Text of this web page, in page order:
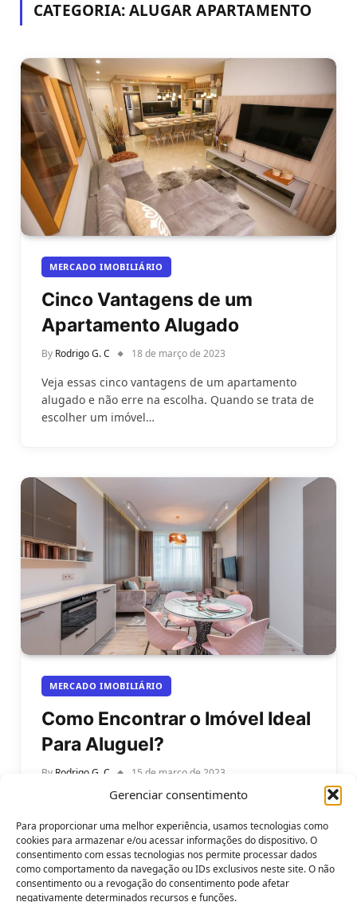
Gerenciar consentimento
Para proporcionar uma melhor experiência, usamos tecnologias como
cookies para armazenar e/ou acessar informações do dispositivo. O
consentimento com essas tecnologias nos permite processar dados
como comportamento da navegação ou IDs exclusivos neste site. O não
consentimento ou a revogação do consentimento pode afetar
negativamente determinados recursos e funções.
CATEGORIA:ALUGAR APARTAMENTO
MERCADO IMOBILIÁRIO
Cinco Vantagens de um
Apartamento Alugado
By Rodrigo G. C 18 de março de 2023
Veja essas cinco vantagens de um apartamento
alugado e não erre na escolha. Quando se trata de
escolher um imóvel…
MERCADO IMOBILIÁRIO
Como Encontrar o Imóvel Ideal
Para Aluguel?
By Rodrigo G. C 15 de março de 2023
Como encontrar o imóvel ideal para aluguel?
Muitas pessoas optam pelo aluguel de imóveis em
vez de comprar uma propriedade.…